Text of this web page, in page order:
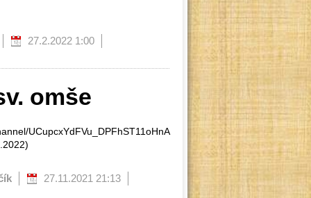
27.2.2022 1:00
omše
UCupcxYdFVu_DPFhST11oHnA
27.11.2021 21:13